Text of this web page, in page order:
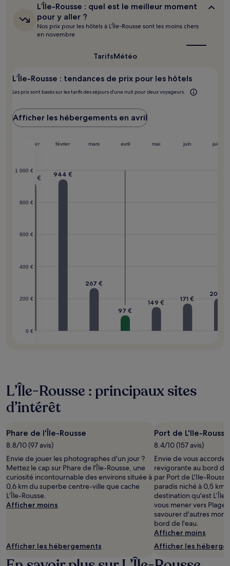
susceptibles
de
changer.
s’appliquer.
L’Île-
quel
est
le
aller ?
L’Île-Rousse : quel est le meilleur moment
pour y aller ?
Nos prix pour les hôtels à L’Île-Rousse sont les moins chers
en novembre
TarifsMétéo
L’Île-Rousse : tendances de prix pour les hôtels
Les prix sont basés sur les tarifs des séjours d’une nuit pour deux voyageurs.
Afficher les hébergements en avril
0 €
200 €
400 €
600 €
800 €
1 000 €
janvier février mars avril mai juin juillet
924 € 944 €
267 €
97 €
149 € 171 €
202 €
L’Île-Rousse : principaux sites
d’intérêt
Phare de l'Île-Rousse
8.8/10 (97 avis)
Envie de jouer les photographes d'un jour ?
Mettez le cap sur Phare de l'Île-Rousse, une
curiosité incontournable des environs située à
0,6 km du superbe centre-ville que cache
L’Île-Rousse.
Afficher moins
Afficher les hébergements
Port de L'Ile-Rousse
8.4/10 (157 avis)
Envie de vous
revigorante au bord de
par Port de L'Ile-
paradis niché à 0,5 km
destination qu'est L’Île-
vous mener vers Plage
savourer d'autres
bord de l'eau.
Afficher moins
Afficher les